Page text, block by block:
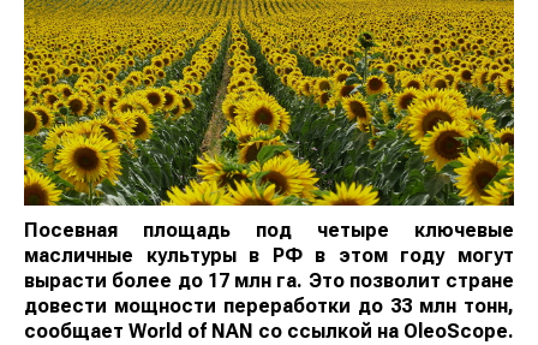
Посевная площадь под четыре ключевые
масличные культуры в РФ в этом году могут
вырасти более до 17 млн га. Это позволит стране
довести мощности переработки до 33 млн тонн,
сообщает World of NAN со ссылкой на OleoScope.